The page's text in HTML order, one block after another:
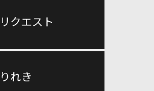
クエスト
れき